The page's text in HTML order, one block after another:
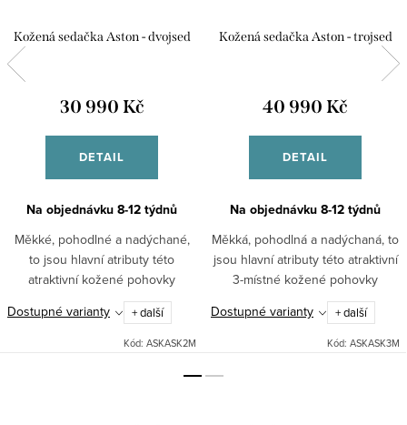
Kožená sedačka Aston - dvojsed
30 990 Kč
DETAIL
Na objednávku 8-12 týdnů
Měkké, pohodlné a nadýchané,
to jsou hlavní atributy této
atraktivní kožené pohovky
ASTON. Nosný rám je vyroben z
masivního tvrdého dřeva s
dlouhou životností. Sedáky jsou...
Dostupné varianty + další
Kód: ASKASK2M
Kožená sedačka Aston - trojsed
40 990 Kč
DETAIL
Na objednávku 8-12 týdnů
Měkká, pohodlná a nadýchaná, to
jsou hlavní atributy této atraktivní
3-místné kožené pohovky
ASTON. Nosný rám je vyroben z
masivního tvrdého dřeva s
dlouhou životností. Sedáky...
Dostupné varianty + další
Kód: ASKASK3M